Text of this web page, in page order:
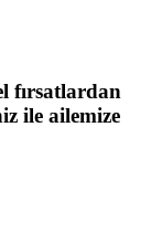
fırsatlardan
ile ailemize